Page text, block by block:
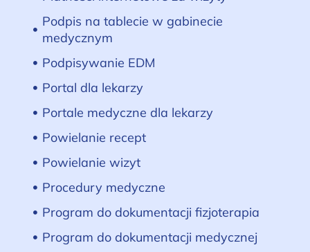
Podpis na tablecie w gabinecie
medycznym
Podpisywanie EDM
Portal dla lekarzy
Portale medyczne dla lekarzy
Powielanie recept
Powielanie wizyt
Procedury medyczne
Program do dokumentacji fizjoterapia
Program do dokumentacji medycznej